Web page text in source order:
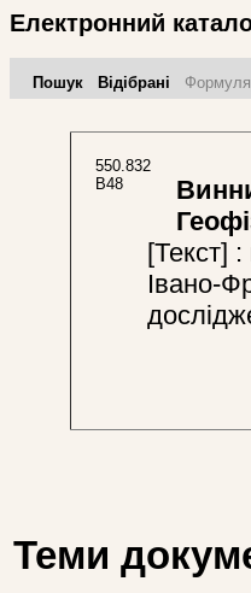
Електронний
Пошук Відібрані
550.832
В48
[Текст]
Івано-
Теми